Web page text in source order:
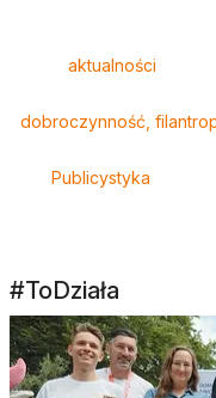
aktualności
dobroczynność,
Publicystyka
#ToDziała